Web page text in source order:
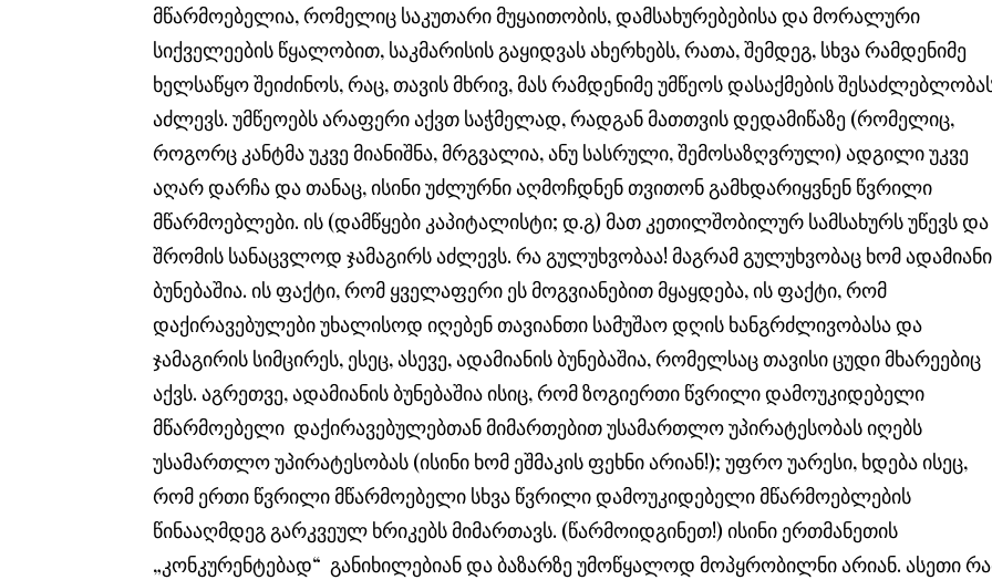
მწარმოებელია, რომელიც საკუთარი მუყაითობის, დამსახურებებისა და მორალური
სიქველეების წყალობით, საკმარისის გაყიდვას ახერხებს, რათა, შემდეგ, სხვა რამდენიმე
ხელსაწყო შეიძინოს, რაც, თავის მხრივ, მას რამდენიმე უმწეოს დასაქმების
აძლევს. უმწეოებს არაფერი აქვთ საჭმელად, რადგან მათთვის დედამიწაზე (რომელიც,
როგორც კანტმა უკვე მიანიშნა, მრგვალია, ანუ სასრული, შემოსაზღვრული) ადგილი უკვე
აღარ დარჩა და თანაც, ისინი უძლურნი აღმოჩდნენ თვითონ გამხდარიყვნენ წვრილი
მწარმოებლები. ის (დამწყები კაპიტალისტი; დ.გ) მათ კეთილშობილურ სამსახურს უწევს და
შრომის სანაცვლოდ ჯამაგირს აძლევს. რა გულუხვობაა! მაგრამ გულუხვობაც ხომ
ბუნებაშია. ის ფაქტი, რომ ყველაფერი ეს მოგვიანებით მყაყდება, ის ფაქტი, რომ
დაქირავებულები უხალისოდ იღებენ თავიანთი სამუშაო დღის ხანგრძლივობასა და
ჯამაგირის სიმცირეს, ესეც, ასევე, ადამიანის ბუნებაშია, რომელსაც თავისი ცუდი მხარეებიც
აქვს. აგრეთვე, ადამიანის ბუნებაშია ისიც, რომ ზოგიერთი წვრილი დამოუკიდებელი
მწარმოებელი დაქირავებულებთან მიმართებით უსამართლო უპირატესობას იღებს
უსამართლო უპირატესობას (ისინი ხომ ეშმაკის ფეხნი არიან!); უფრო უარესი, ხდება ისეც,
რომ ერთი წვრილი მწარმოებელი სხვა წვრილი დამოუკიდებელი მწარმოებლების
წინააღმდეგ გარკვეულ ხრიკებს მიმართავს. (წარმოიდგინეთ!) ისინი ერთმანეთის
„კონკურენტებად“ განიხილებიან და ბაზარზე უმოწყალოდ მოპყრობილნი არიან. ასეთი